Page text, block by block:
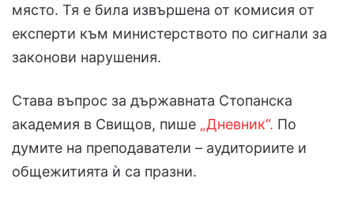
място. Тя е била извършена от комисия от
експерти към министерството по сигнали за
законови нарушения.
Става въпрос за държавната Стопанска
академия в Свищов, пише „Дневник“. По
думите на преподаватели – аудиториите и
общежитията ѝ са празни.